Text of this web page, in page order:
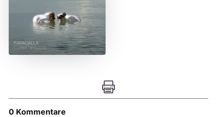

0 Kommentare